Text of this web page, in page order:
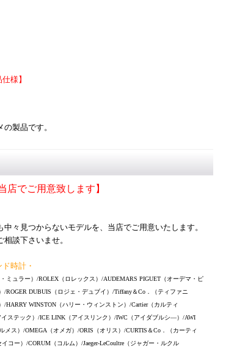
仕様】
製品です。
店でご用意致します】
々見つからないモデルを、当店でご用意いたします。
談下さいませ。
ド時計・
ュラー）/ROLEX（ロレックス）/AUDEMARS PIGUET（オーデマ・ピ
DUBUIS（ロジェ・デュブイ）/Tiffany＆Co．（ティファニ
WINSTON（ハリー・ウィンストン）/Cartier（カルティ
ステック）/ICE LINK（アイスリンク）/IWC（アイダブルシ―）/AWI
ス）/OMEGA（オメガ）/ORIS（オリス）/CURTIS＆Co．（カーティ
コー）/CORUM（コルム）/Jaeger-LeCoultre（ジャガー・ルクル